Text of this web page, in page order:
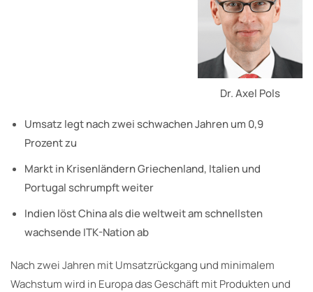
Dr. Axel Pols
Umsatz legt nach zwei schwachen Jahren um 0,9
Prozent zu
Markt in Krisenländern Griechenland, Italien und
Portugal schrumpft weiter
Indien löst China als die weltweit am schnellsten
wachsende ITK-Nation ab
Nach zwei Jahren mit Umsatzrückgang und minimalem
Wachstum wird in Europa das Geschäft mit Produkten und